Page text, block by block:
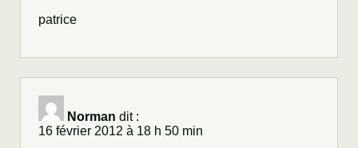
patrice
Norman dit :
16 février 2012 à 18 h 50 min